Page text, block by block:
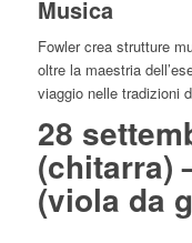
Musica
Fowler crea strutture
oltre la maestria
viaggio nelle tradizioni
28
(chitarra)
(viola da